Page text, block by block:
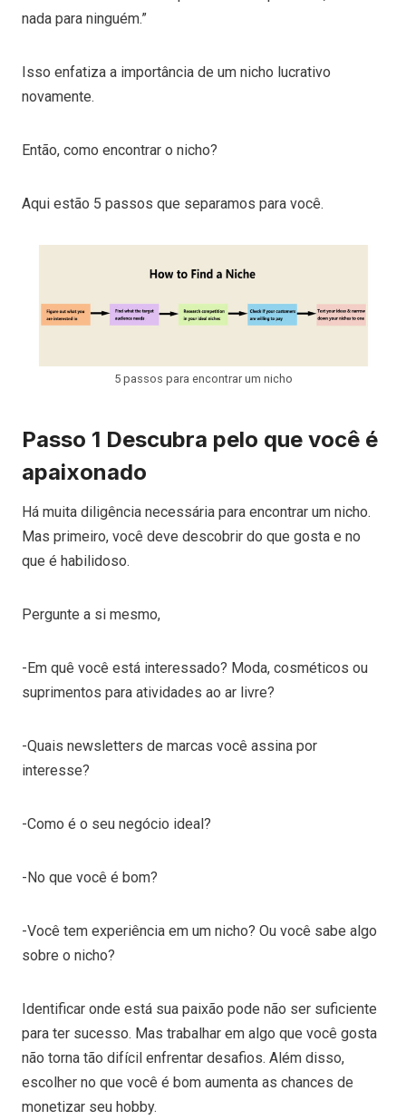
nada para ninguém.”
Isso enfatiza a importância de um nicho lucrativo
novamente.
Então, como encontrar o nicho?
Aqui estão 5 passos que separamos para você.
5 passos para encontrar um nicho
Passo 1 Descubra pelo que você é
apaixonado
Há muita diligência necessária para encontrar um nicho.
Mas primeiro, você deve descobrir do que gosta e no
que é habilidoso.
Pergunte a si mesmo,
-Em quê você está interessado? Moda, cosméticos ou
suprimentos para atividades ao ar livre?
-Quais newsletters de marcas você assina por
interesse?
-Como é o seu negócio ideal?
-No que você é bom?
-Você tem experiência em um nicho? Ou você sabe algo
sobre o nicho?
Identificar onde está sua paixão pode não ser suficiente
para ter sucesso. Mas trabalhar em algo que você gosta
não torna tão difícil enfrentar desafios. Além disso,
escolher no que você é bom aumenta as chances de
monetizar seu hobby.